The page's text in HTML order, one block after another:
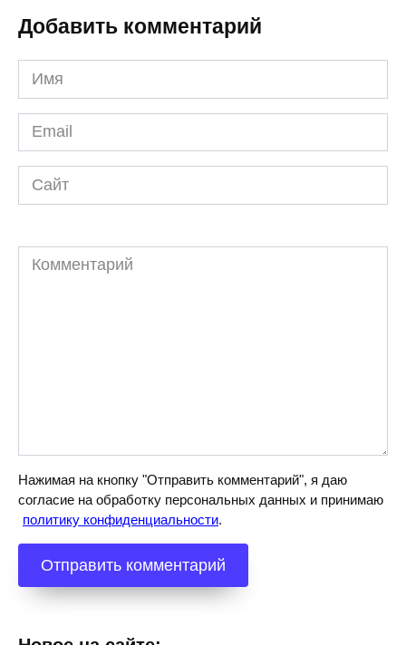
Добавить комментарий
Имя
*
Email
*
Сайт
Комментарий
Нажимая на кнопку "Отправить комментарий", я даю
согласие на обработку персональных данных и принимаю
политику конфиденциальности.